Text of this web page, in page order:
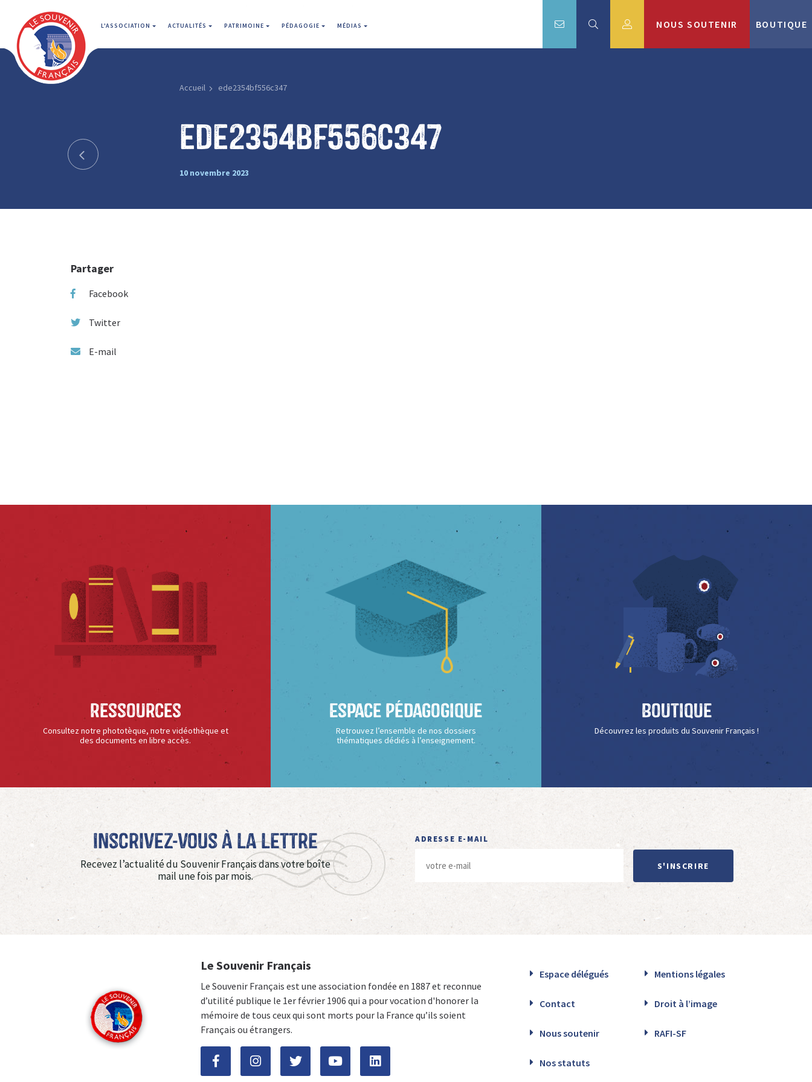
L'ASSOCIATION ACTUALITÉS PATRIMOINE PÉDAGOGIE MÉDIAS NOUS SOUTENIR BOUTIQUE
Accueil ede2354bf556c347
ede2354bf556c347
10 novembre 2023
Partager
Facebook
Twitter
E-mail
Ressources
Consultez notre phototèque, notre vidéothèque et
des documents en libre accès.
Espace Pédagogique
Retrouvez l’ensemble de nos dossiers
thématiques dédiés à l’enseignement.
Boutique
Découvrez les produits du Souvenir Français !
Inscrivez-vous à La Lettre
Recevez l’actualité du Souvenir Français dans votre boîte
mail une fois par mois.
ADRESSE E-MAIL
S'INSCRIRE
Le Souvenir Français
Le Souvenir Français est une association fondée en 1887 et reconnue
d’utilité publique le 1er février 1906 qui a pour vocation d'honorer la
mémoire de tous ceux qui sont morts pour la France qu’ils soient
Français ou étrangers.
Espace délégués Mentions légales
Contact Droit à l’image
Nous soutenir RAFI-SF
Nos statuts